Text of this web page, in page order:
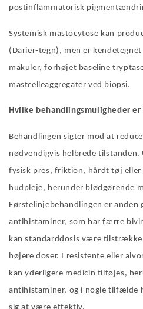
postinflammatorisk
Systemisk mastocytose kan
(Darier-tegn), men er
makuler, forhøjet baseline
mastcelleaggregater ved biopsi.
Hvilke behandlingsmuligheder
Behandlingen sigter mod at
nødvendigvis helbrede tilstanden.
fysisk pres, friktion, hårdt tøj eller
hudpleje, herunder blødgørende
Førstelinjebehandlingen er anden
antihistaminer, som har færre
kan standarddosis være
højere doser. I resistente eller
kan yderligere medicin tilføjes,
antihistaminer, og i nogle tilfælde